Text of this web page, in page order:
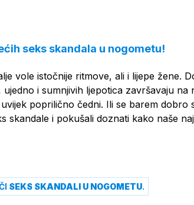
seks skandala u nogometu!
vole istočnije ritmove, ali i lijepe žene.
i sumnjivih ljepotica završavaju na
poprilično čedni. Ili se barem dobro
skandale i pokušali doznati kako naše
SEKS SKANDALI U NOGOMETU.